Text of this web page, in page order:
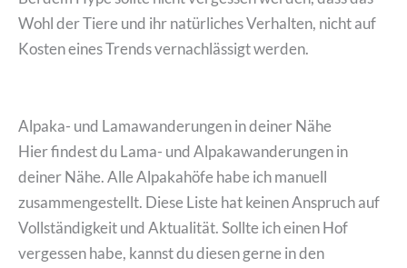
Wohl der Tiere und ihr natürliches Verhalten, nicht auf
Kosten eines Trends vernachlässigt werden.
Alpaka- und Lamawanderungen in deiner Nähe
Hier findest du Lama- und Alpakawanderungen in
deiner Nähe. Alle Alpakahöfe habe ich manuell
zusammengestellt. Diese Liste hat keinen Anspruch auf
Vollständigkeit und Aktualität. Sollte ich einen Hof
vergessen habe, kannst du diesen gerne in den